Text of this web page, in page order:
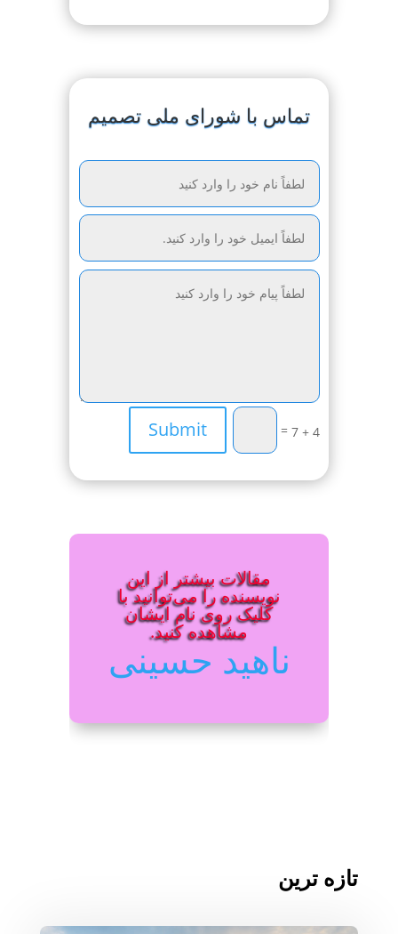
تماس با شورای ملی تصمیم
4 + 7
=
Submit
مقالات بیشتر از این
نویسنده را می‌توانید با
کلیک روی نام ایشان
مشاهده کنید.
ناهید حسینی
تازه ترین